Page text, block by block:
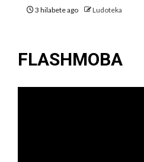
3 hilabete ago Ludoteka
FLASHMOBA